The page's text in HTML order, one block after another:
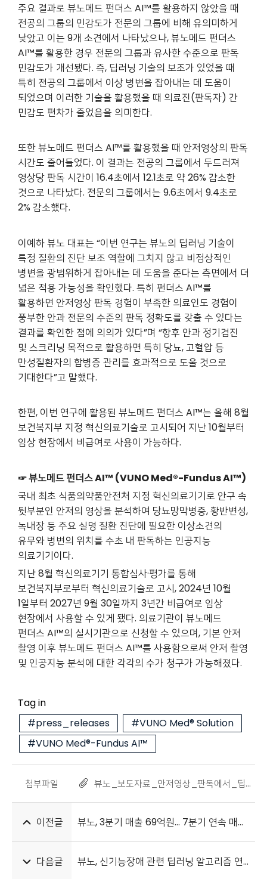
주요 결과로 뷰노메드 펀더스 AI™를 활용하지 않았을 때
전공의 그룹의 민감도가 전문의 그룹에 비해 유의미하게
낮았고 이는 9개 소견에서 나타났으나, 뷰노메드 펀더스
AI™를 활용한 경우 전문의 그룹과 유사한 수준으로 판독
민감도가 개선됐다. 즉, 딥러닝 기술의 보조가 있었을 때
특히 전공의 그룹에서 이상 병변을 잡아내는 데 도움이
되었으며 이러한 기술을 활용했을 때 의료진(판독자) 간
민감도 편차가 줄었음을 의미한다.
또한 뷰노메드 펀더스 AI™를 활용했을 때 안저영상의 판독
시간도 줄어들었다. 이 결과는 전공의 그룹에서 두드러져
영상당 판독 시간이 16.4초에서 12.1초로 약 26% 감소한
것으로 나타났다. 전문의 그룹에서는 9.6초에서 9.4초로
2% 감소했다.
이예하 뷰노 대표는 “이번 연구는 뷰노의 딥러닝 기술이
특정 질환의 진단 보조 역할에 그치지 않고 비정상적인
병변을 광범위하게 잡아내는 데 도움을 준다는 측면에서 더
넓은 적용 가능성을 확인했다. 특히 펀더스 AI™를
활용하면 안저영상 판독 경험이 부족한 의료인도 경험이
풍부한 안과 전문의 수준의 판독 정확도를 갖출 수 있다는
결과를 확인한 점에 의의가 있다”며 “향후 안과 정기검진
및 스크리닝 목적으로 활용하면 특히 당뇨, 고혈압 등
만성질환자의 합병증 관리를 효과적으로 도울 것으로
기대한다”고 말했다.
한편, 이번 연구에 활용된 뷰노메드 펀더스 AI™는 올해 8월
보건복지부 지정 혁신의료기술로 고시되어 지난 10월부터
임상 현장에서 비급여로 사용이 가능하다.
☞ 뷰노메드 펀더스 AI™ (VUNO Med®-Fundus AI™)
국내 최초 식품의약품안전처 지정 혁신의료기기로 안구 속
뒷부분인 안저의 영상을 분석하여 당뇨망막병증, 황반변성,
녹내장 등 주요 실명 질환 진단에 필요한 이상소견의
유무와 병변의 위치를 수초 내 판독하는 인공지능
의료기기이다.
지난 8월 혁신의료기기 통합심사·평가를 통해
보건복지부로부터 혁신의료기술로 고시, 2024년 10월
1일부터 2027년 9월 30일까지 3년간 비급여로 임상
현장에서 사용할 수 있게 됐다. 의료기관이 뷰노메드
펀더스 AI™의 실시기관으로 신청할 수 있으며, 기본 안저
촬영 이후 뷰노메드 펀더스 AI™를 사용함으로써 안저 촬영
및 인공지능 분석에 대한 각각의 수가 청구가 가능해졌다.
Tag in
#press_releases
#VUNO Med® Solution
#VUNO Med®-Fundus AI™
첨부파일 뷰노_보도자료_안저영상_판독에서_딥러닝_기술의_임상적_유용성_연구_발표_20241104_1.pdf
이전글 뷰노, 3분기 매출 69억원… 7분기 연속 매출 증가
다음글 뷰노, 신기능장애 관련 딥러닝 알고리즘 연구 성과 국제학술지 네이처 자매지 게재